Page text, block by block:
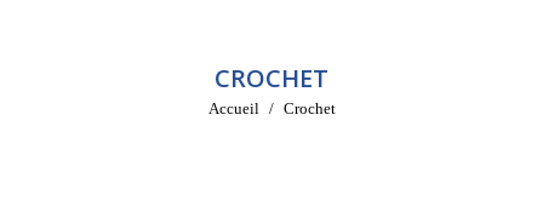
CROCHET
Vous êtes ici :
Accueil Crochet